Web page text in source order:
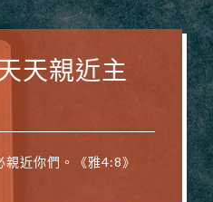
天親近主
近你們。《雅4:8》